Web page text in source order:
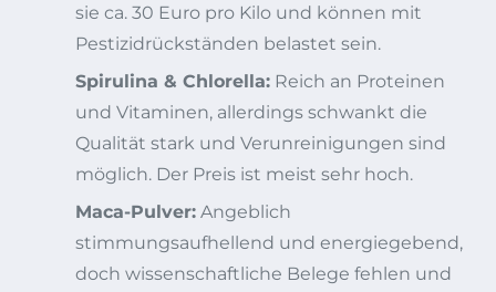
sie ca. 30 Euro pro Kilo und können mit
Pestizidrückständen belastet sein.
Spirulina & Chlorella: Reich an Proteinen
und Vitaminen, allerdings schwankt die
Qualität stark und Verunreinigungen sind
möglich. Der Preis ist meist sehr hoch.
Maca-Pulver: Angeblich
stimmungsaufhellend und energiegebend,
doch wissenschaftliche Belege fehlen und